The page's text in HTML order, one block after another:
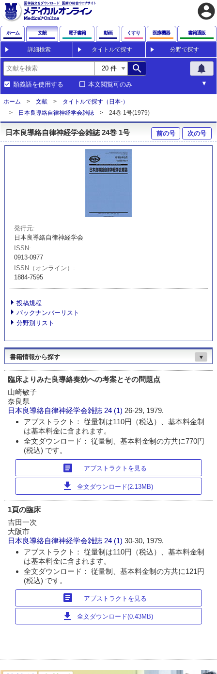
account_circle
ホーム 文献 電子書籍 動画 くすり 医療機器 書籍通販
詳細検索 タイトルで探す 分野で探す
search notifications
類義語を使用する 本文閲覧可のみ
ホーム 文献
タイトルで探す（日本-）
日本良導絡自律神経学会雑誌
24巻 1号(1979)
日本良導絡自律神経学会雑誌 24巻 1号 前の号 次の号
発行元
日本良導絡自律神経学会
ISSN
0913-0977
ISSN（オンライン）
1884-7595
投稿規程
バックナンバーリスト
分野別リスト
書籍情報から探す ▼
臨床よりみた良導絡奏効への考案とその問題点
山崎敏子
奈良県
日本良導絡自律神経学会雑誌 24 (1)26-29, 1979.
アブストラクト： 従量制は110円（税込）、基本料金制
は基本料金に含まれます。
全文ダウンロード： 従量制、基本料金制の方共に770円
(税込) です。
article アブストラクトを見る
download 全文ダウンロード(2.13MB)
1頁の臨床
吉田一次
大阪市
日本良導絡自律神経学会雑誌 24 (1)30-30, 1979.
アブストラクト： 従量制は110円（税込）、基本料金制
は基本料金に含まれます。
全文ダウンロード： 従量制、基本料金制の方共に121円
(税込) です。
article アブストラクトを見る
download 全文ダウンロード(0.43MB)